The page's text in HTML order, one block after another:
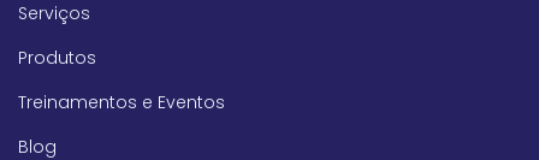
Serviços
Produtos
Treinamentos e Eventos
Blog